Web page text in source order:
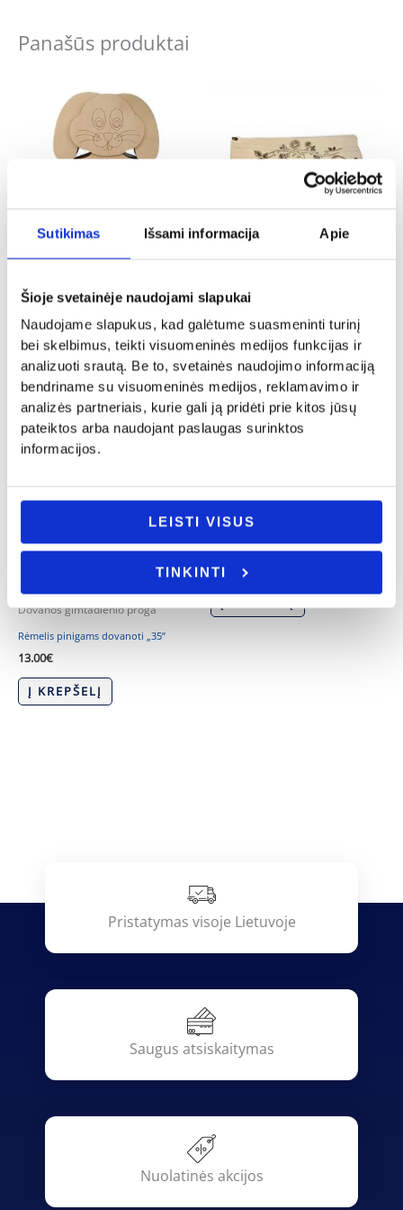
Sutikimas Išsami informacija Apie
Šioje svetainėje naudojami slapukai
Naudojame slapukus, kad galėtume suasmeninti turinį
bei skelbimus, teikti visuomeninės medijos funkcijas ir
analizuoti srautą. Be to, svetainės naudojimo informaciją
bendriname su visuomeninės medijos, reklamavimo ir
analizės partneriais, kurie gali ją pridėti prie kitos jūsų
pateiktos arba naudojant paslaugas surinktos
informacijos.
LEISTI VISUS
TINKINTI
Panašūs produktai
Taupyklė „Zuikis”
26.00 €
Į KREPŠELĮ
Medinis vokelis pinigams ,,65″
Į KREPŠELĮ
Dovanos gimtadienio proga
Rėmelis pinigams dovanoti „35”
13.00€
Į KREPŠELĮ
PINIGŲ RĖMELIS „DRAUGEI, KURI
VERTA MILIJONO…“
12.00 €
Pristatymas visoje Lietuvoje
Saugus atsiskaitymas
Nuolatinės akcijos